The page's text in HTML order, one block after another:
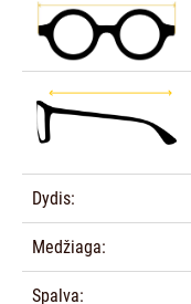
Dydis:
Medžiaga:
Spalva: